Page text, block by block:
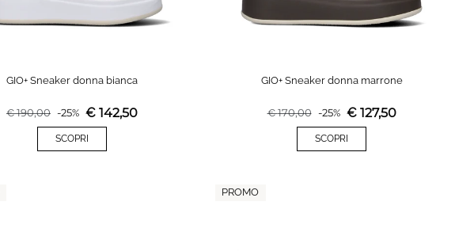
GIO+ Sneaker donna bianca
€190,00 -25% € 142,50
SCOPRI
GIO+ Sneaker donna marrone
€170,00 -25% € 127,50
SCOPRI
PROMO